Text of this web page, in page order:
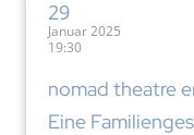
29
Januar 2025
19:30
nomad theatre
Eine